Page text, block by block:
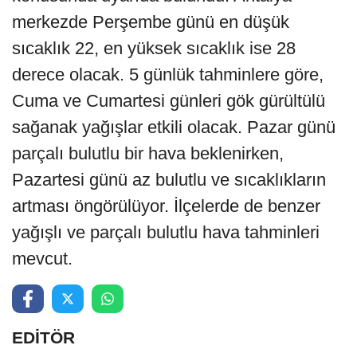
merkezde Perşembe günü en düşük
sıcaklık 22, en yüksek sıcaklık ise 28
derece olacak. 5 günlük tahminlere göre,
Cuma ve Cumartesi günleri gök gürültülü
sağanak yağışlar etkili olacak. Pazar günü
parçalı bulutlu bir hava beklenirken,
Pazartesi günü az bulutlu ve sıcaklıkların
artması öngörülüyor. İlçelerde de benzer
yağışlı ve parçalı bulutlu hava tahminleri
mevcut.
EDİTÖR